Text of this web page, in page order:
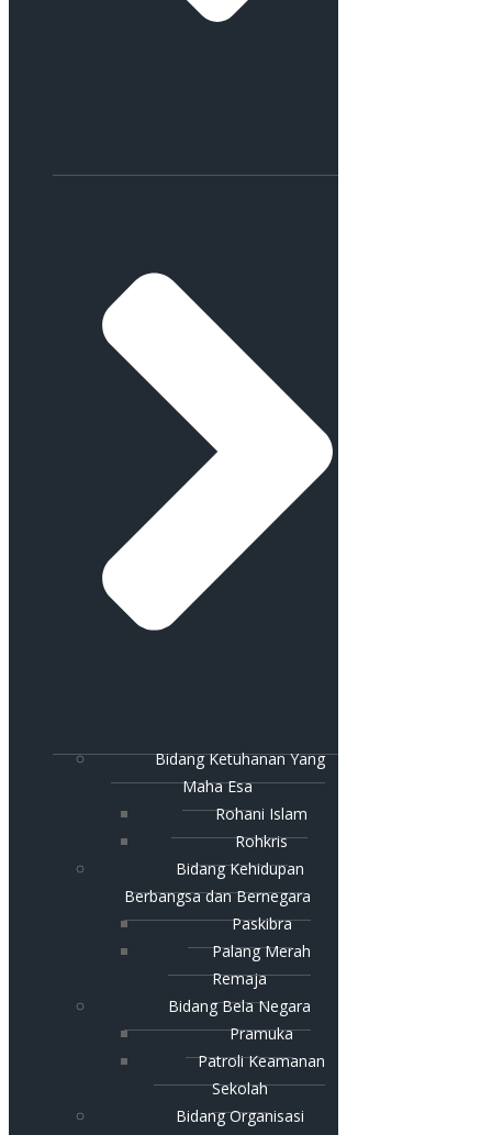
Bidang Ketuhanan Yang
Maha Esa
Rohani Islam
Rohkris
Bidang Kehidupan
Berbangsa dan Bernegara
Paskibra
Palang Merah
Remaja
Bidang Bela Negara
Pramuka
Patroli Keamanan
Sekolah
Bidang Organisasi